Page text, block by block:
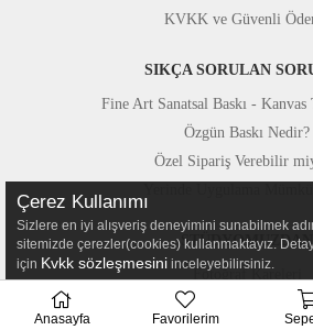
KVKK ve Güvenli
SIKÇA SORULAN
Fine Art Sanatsal Baskı -
Özgün Baskı Nedir?
Özel Sipariş Verebilir
STÜDYOMUZDAN
Fotoğraf Kareleri
Basında Canvastar
Çerez Kullanımı
Sizlere en iyi alışveriş deneyimini sunabilmek
sitemizde çerezler(cookies) kullanmaktayız.
için Kvkk sözleşmesini inceleyebilirsiniz.
Anasayfa Favorilerim